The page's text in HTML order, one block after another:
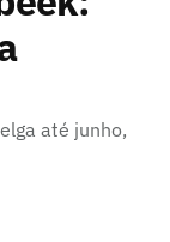
até junho,